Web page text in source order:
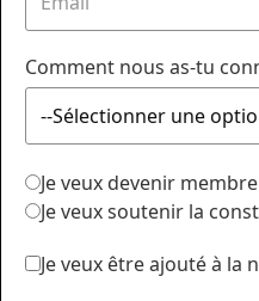
Comment nous as-tu
Je veux devenir
Je veux soutenir la
Je veux être ajouté à la